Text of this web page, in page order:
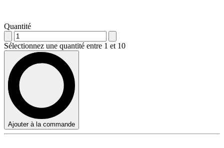
Quantité
Sélectionnez une quantité entre 1 et 10
Ajouter à la commande